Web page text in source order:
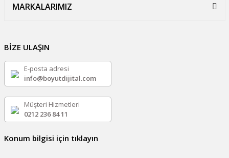
MARKALARIMIZ
BİZE ULAŞIN
E-posta adresi
info@boyutdijital.com
Müşteri Hizmetleri
0212 236 84 11
Konum bilgisi için tıklayın